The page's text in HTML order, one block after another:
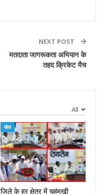
NEXT POST
मतदाता जागरूकता अभियान के
तहद क्रिकेट मैच
All
खेल
जिले के हर क्षेत्र में चहुंमुखी